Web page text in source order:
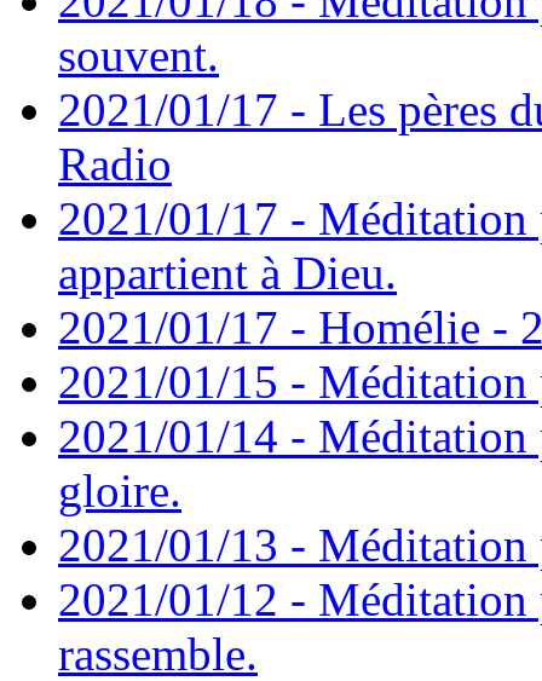
souvent.
2021/01/17 - Les pères
Radio
2021/01/17 - Méditation
appartient à Dieu.
2021/01/17 - Homélie -
2021/01/15 - Méditation
2021/01/14 - Méditation
gloire.
2021/01/13 - Méditation
2021/01/12 - Méditation
rassemble.